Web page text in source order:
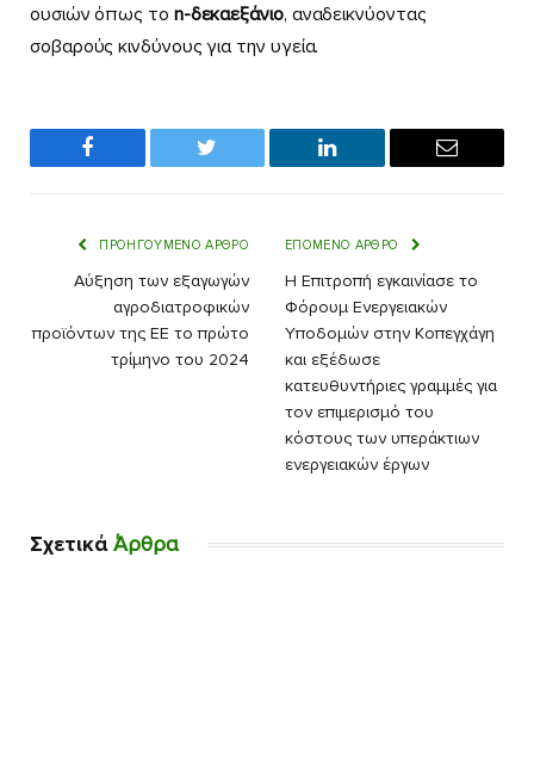
ουσιών όπως το n-δεκαεξάνιο, αναδεικνύοντας
σοβαρούς κινδύνους για την υγεία.
Facebook Twitter LinkedIn Email
ΠΡΟΗΓΟΎΜΕΝΟ ΆΡΘΡΟ
Αύξηση των εξαγωγών
αγροδιατροφικών
προϊόντων της ΕΕ το πρώτο
τρίμηνο του 2024
ΕΠΌΜΕΝΟ ΆΡΘΡΟ
Η Επιτροπή εγκαινίασε το
Φόρουμ Ενεργειακών
Υποδομών στην Κοπεγχάγη
και εξέδωσε
κατευθυντήριες γραμμές για
τον επιμερισμό του
κόστους των υπεράκτιων
ενεργειακών έργων
ΣχετικάΆρθρα